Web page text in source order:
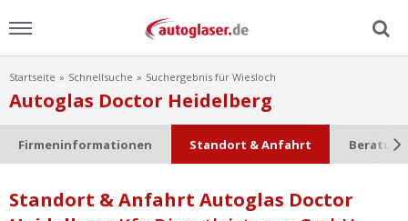
Menu
Home
Startseite Schnellsuche Suchergebnis für Wiesloch
Autoglas Doctor Heidelberg
Firmeninformationen Standort & Anfahrt
Standort & Anfahrt Autoglas Doctor